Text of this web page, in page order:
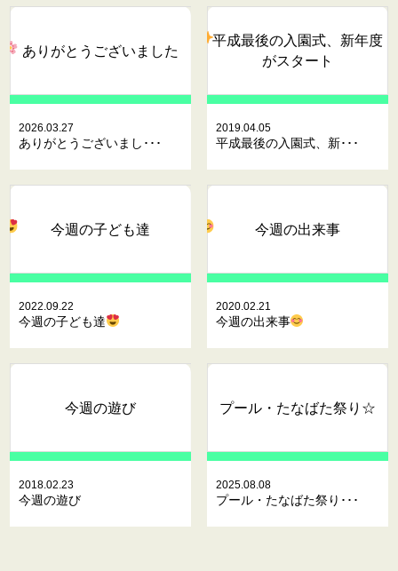
ありがとうございました
2026.03.27
ありがとうございまし･･･
平成最後の入園式、新年度
がスタート
2019.04.05
平成最後の入園式、新･･･
今週の子ども達
2022.09.22
今週の子ども達
今週の出来事
2020.02.21
今週の出来事
今週の遊び
2018.02.23
今週の遊び
プール・たなばた祭り☆
2025.08.08
プール・たなばた祭り･･･